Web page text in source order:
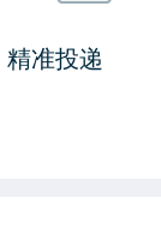
精准投递